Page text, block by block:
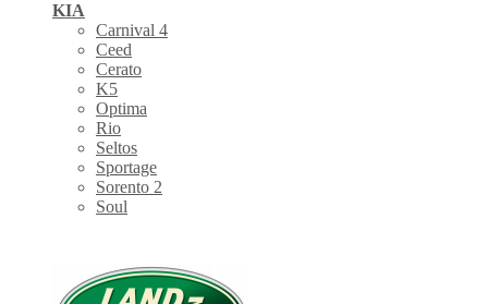
KIA
Carnival 4
Ceed
Cerato
K5
Optima
Rio
Seltos
Sportage
Sorento 2
Soul